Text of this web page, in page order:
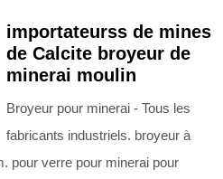
importateurss de mines
de Calcite broyeur de
minerai moulin
Broyeur pour minerai - Tous les
fabricants industriels. broyeur à
pour verre pour minerai pour